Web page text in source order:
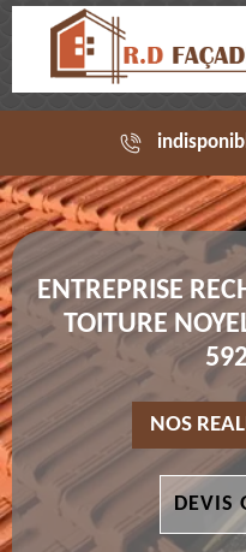
ENTREPRISE
TOITURE
NOS
DEVIS